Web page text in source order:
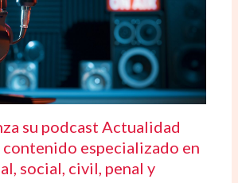
su podcast Actualidad
especializado en
social, civil, penal y